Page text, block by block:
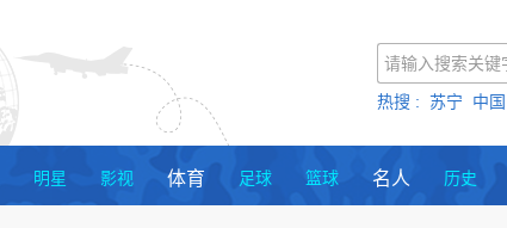
热搜 : 苏宁 中国
明星 影视 体育 足球 篮球 名人 历史